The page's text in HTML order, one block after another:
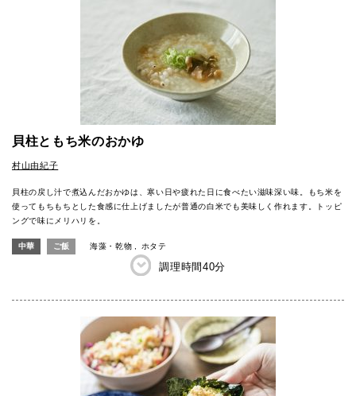
貝柱ともち米のおかゆ
村山由紀子
貝柱の戻し汁で煮込んだおかゆは、寒い日や疲れた日に食べたい滋味深い味。もち米を
使ってもちもちとした食感に仕上げましたが普通の白米でも美味しく作れます。トッピ
ングで味にメリハリを。
中華 ご飯 海藻・乾物 ホタテ
調理時間40分